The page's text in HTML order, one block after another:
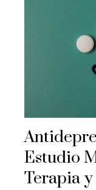
Estudio
Terapia